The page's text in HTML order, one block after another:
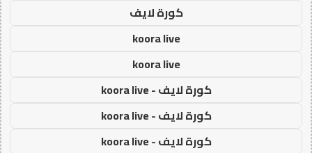
كورة لايف
koora live
koora live
كورة لايف - koora live
كورة لايف - koora live
كورة لايف - koora live